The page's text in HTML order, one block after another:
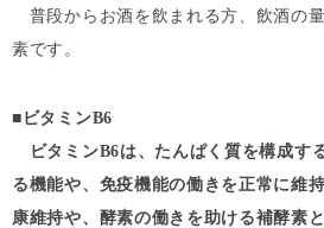
普段からお酒を飲まれる方、飲酒の
素です。
■ ビタミンB6
ビタミンB6は、たんぱく質を構成す
る機能や、免疫機能の働きを正常に維
康維持や、酵素の働きを助ける補酵素